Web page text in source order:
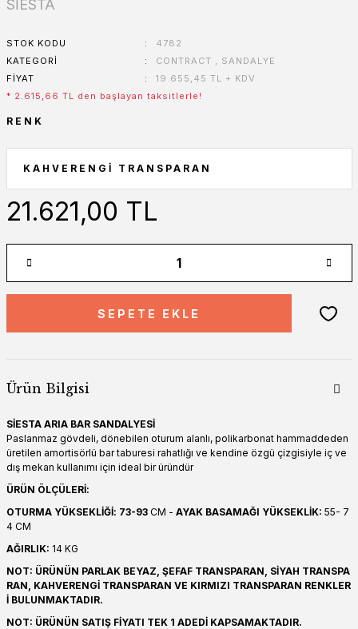
SİESTA
STOK KODU
4782
KATEGORI
CONTRACT , SANDALYE
FIYAT
19.655,45 TL + KDV
* 2.615,66 TL den başlayan taksitlerle!
RENK
21.621,00 TL
SEPETE EKLE
Ürün Bilgisi
SİESTA ARIA BAR SANDALYESİ
Paslanmaz gövdeli, dönebilen oturum alanlı, polikarbonat hammaddeden
üretilen amortisörlü bar taburesi rahatlığı ve kendine özgü çizgisiyle iç ve
dış mekan kullanımı için ideal bir üründür
ÜRÜN ÖLÇÜLERİ:
OTURMA YÜKSEKLİĞİ: 73-93 CM - AYAK BASAMAĞI YÜKSEKLİK: 55- 7
4 CM
AĞIRLIK: 14 KG
NOT: ÜRÜNÜN PARLAK BEYAZ, ŞEFAF TRANSPARAN, SİYAH TRANSPA
RAN, KAHVERENGİ TRANSPARAN VE KIRMIZI TRANSPARAN RENKLER
İ BULUNMAKTADIR.
NOT: ÜRÜNÜN SATIŞ FİYATI TEK 1 ADEDİ KAPSAMAKTADIR.